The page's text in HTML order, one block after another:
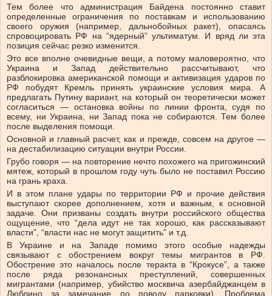
Тем более что администрация Байдена постоянно ставит
определенные ограничения по поставкам и использованию
своего оружия (например, дальнобойных ракет), опасаясь
спровоцировать РФ на “ядерный” ультиматум. И вряд ли эта
позиция сейчас резко изменится.
Это все вполне очевидные вещи, а потому маловероятно, что
Украина и Запад действительно рассчитывают, что
разблокировка американской помощи и активизация ударов по
РФ побудят Кремль принять украинские условия мира. А
предлагать Путину вариант, на который он теоретически может
согласиться — остановка войны по линии фронта, судя по
всему, ни Украина, ни Запад пока не собираются. Тем более
после выделения помощи.
Основной и главный расчет, как и прежде, совсем на другое —
на дестабилизацию ситуации внутри России.
Грубо говоря — на повторение нечто похожего на пригожинский
мятеж, который в прошлом году чуть было не поставил Россию
на грань краха.
И в этом плане удары по территории РФ и прочие действия
выступают скорее дополнением, хотя и важным, к основной
задаче. Они призваны создать внутри российского общества
ощущение, что “дела идут не так хорошо, как рассказывают
власти”, “власти нас не могут защитить” и т.д.
В Украине и на Западе помимо этого особые надежды
связывают с обострением вокруг темы мигрантов в РФ.
Обострение это началось после теракта в “Крокусе”, а также
после ряда резонансных преступлений, совершенных
мигрантами (например, убийство москвича азербайджанцем в
Люблино за замечание по поводу парковки). Проблема